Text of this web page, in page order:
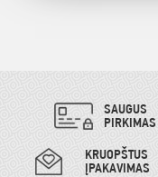
SAUGUS
PIRKIMAS
KRUOPŠTUS
ĮPAKAVIMAS